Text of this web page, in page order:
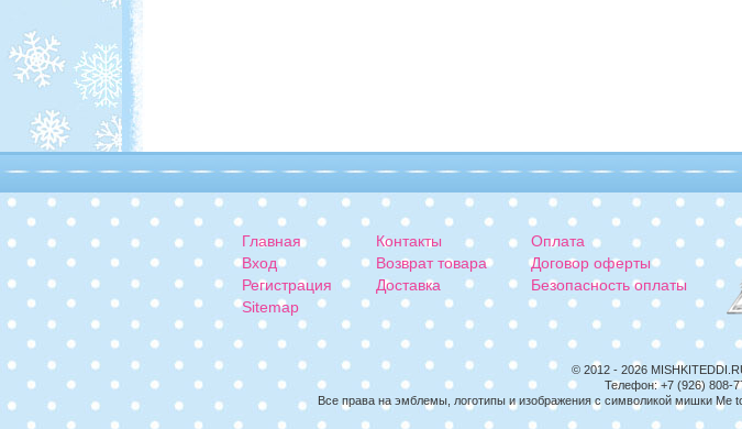
Главная
Вход
Регистрация
Sitemap
Контакты
Возврат товара
Доставка
Оплата
Договор оферты
Безопасность оплаты
© 2012 - 2026
Телефон:+7 (926) 808-
Все права на эмблемы, логотипы и изображения с символикой мишки Me